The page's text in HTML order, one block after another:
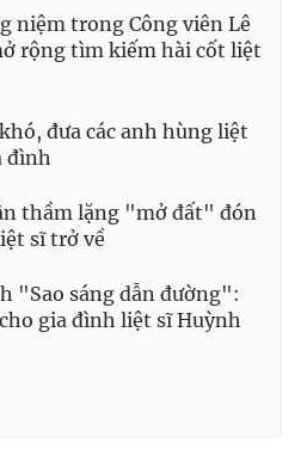
niệm trong Công viên Lê
rộng tìm kiếm hài cốt liệt
đưa các anh hùng liệt
đình
thầm lặng "mở đất" đón
sĩ trở về
"Sao sáng dẫn đường":
gia đình liệt sĩ Huỳnh